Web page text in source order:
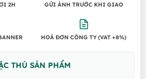
2H GỬI ẢNH TRƯỚC KHI GIAO
HOÁ ĐƠN CÔNG TY (VAT +8%)
THÙ SẢN PHẨM